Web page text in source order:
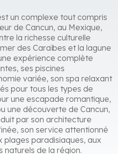
un complexe tout compris
de Cancun, au Mexique,
la richesse culturelle
des Caraïbes et la lagune
expérience complète
ses piscines
variée, son spa relaxant
pour tous les types de
une escapade romantique,
une découverte de Cancun,
par son architecture
son service attentionné
plages paradisiaques, aux
naturels de la région.